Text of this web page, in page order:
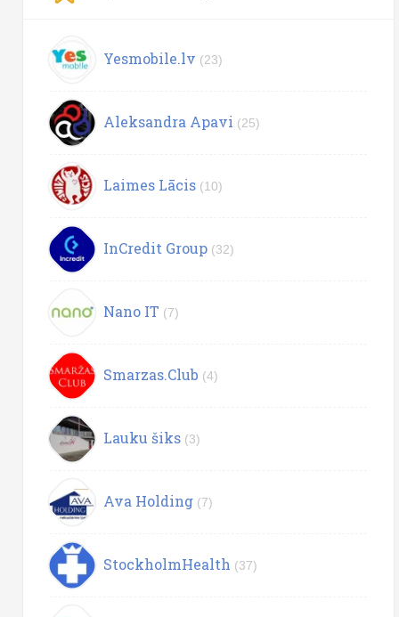
Yesmobile.lv (23)
Aleksandra Apavi (25)
Laimes Lācis (10)
InCredit Group (32)
Nano IT (7)
Smarzas.Club (4)
Lauku šiks (3)
Ava Holding (7)
StockholmHealth (37)